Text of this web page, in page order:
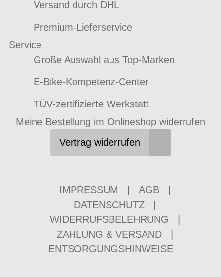
Versand durch DHL
Premium-Lieferservice
Service
Große Auswahl aus Top-Marken
E-Bike-Kompetenz-Center
TÜV-zertifizierte Werkstatt
Meine Bestellung im Onlineshop widerrufen
Vertrag widerrufen
IMPRESSUM AGB
DATENSCHUTZ
WIDERRUFSBELEHRUNG
ZAHLUNG & VERSAND
ENTSORGUNGSHINWEISE